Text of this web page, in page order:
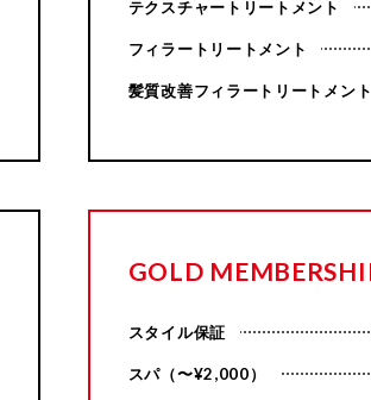
テクスチャートリートメント
フィラートリートメント
髪質改善フィラートリートメント
GOLD
スタイル保証
スパ（〜¥2,000）